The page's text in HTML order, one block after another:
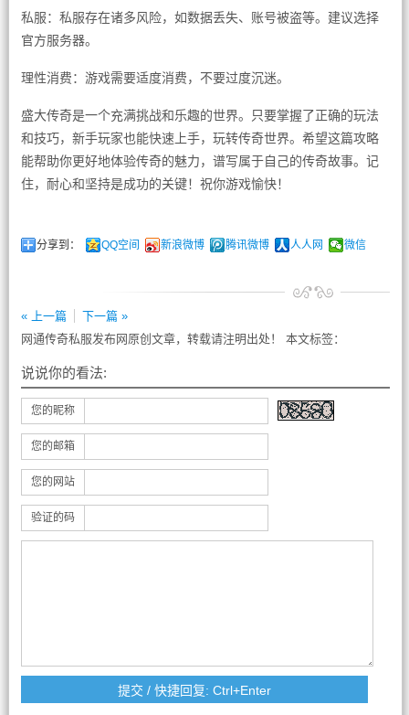
私服：私服存在诸多风险，如数据丢失、账号被盗等。建议选择
官方服务器。
理性消费：游戏需要适度消费，不要过度沉迷。
盛大传奇是一个充满挑战和乐趣的世界。只要掌握了正确的玩法
和技巧，新手玩家也能快速上手，玩转传奇世界。希望这篇攻略
能帮助你更好地体验传奇的魅力，谱写属于自己的传奇故事。记
住，耐心和坚持是成功的关键！祝你游戏愉快！
分享到： QQ空间 新浪微博 腾讯微博 人人网 微信
« 上一篇
下一篇 »
网通传奇私服发布网原创文章，转载请注明出处！ 本文标签：
说说你的看法:
您的昵称
您的邮箱
您的网站
验证的码